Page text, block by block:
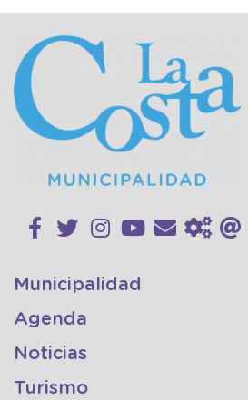
Municipalidad
Agenda
Noticias
Turismo